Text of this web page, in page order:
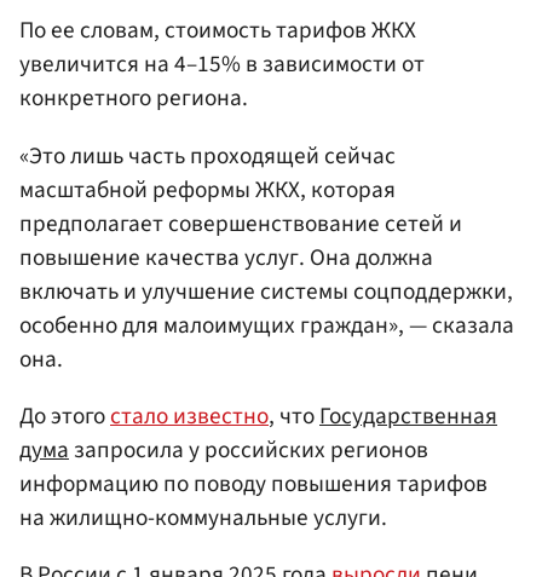
По ее словам, стоимость тарифов ЖКХ
увеличится на 4–15% в зависимости от
конкретного региона.
«Это лишь часть проходящей сейчас
масштабной реформы ЖКХ, которая
предполагает совершенствование сетей и
повышение качества услуг. Она должна
включать и улучшение системы соцподдержки,
особенно для малоимущих граждан», — сказала
она.
До этогостало известно, чтоГосударственная
думазапросила у российских регионов
информацию по поводу повышения тарифов
на жилищно-коммунальные услуги.